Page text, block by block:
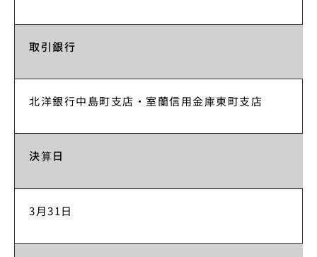
取引銀行
北洋銀行中島町支店・室蘭信用金庫東町支店
決算日
3月31日